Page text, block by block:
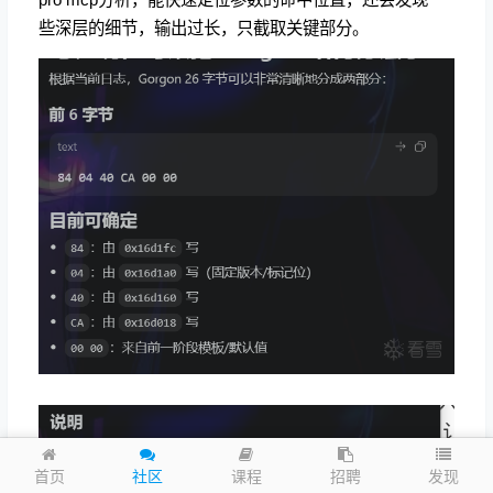
首页 社区 课程 招聘 发现
些深层的细节，输出过长，只截取关键部分。